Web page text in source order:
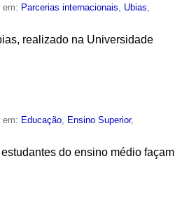
Parcerias internacionais Ubias
realizado na Universidade
Educação, Ensino Superior,
do ensino médio façam